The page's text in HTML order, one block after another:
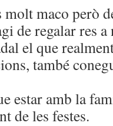
molt maco però
de regalar res
el que
també
estar amb la
de les festes.